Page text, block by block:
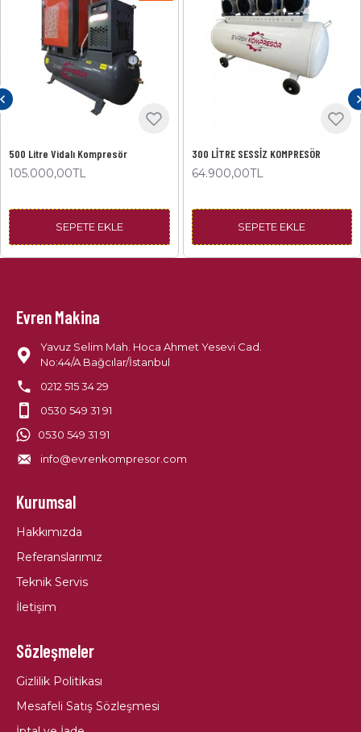
500 Litre Vidalı Kompresör
105.000,00TL
SEPETE EKLE
300 LİTRE SESSİZ KOMPRESÖR
64.900,00TL
SEPETE EKLE
Evren Makina
Yavuz Selim Mah. Hoca Ahmet Yesevi Cad.
No:44/A Bağcılar/İstanbul
0212 515 34 29
0530 549 31 91
0530 549 31 91
info@evrenkompresor.com
Kurumsal
Hakkımızda
Referanslarımız
Teknik Servis
İletişim
Sözleşmeler
Gizlilik Politikası
Mesafeli Satış Sözleşmesi